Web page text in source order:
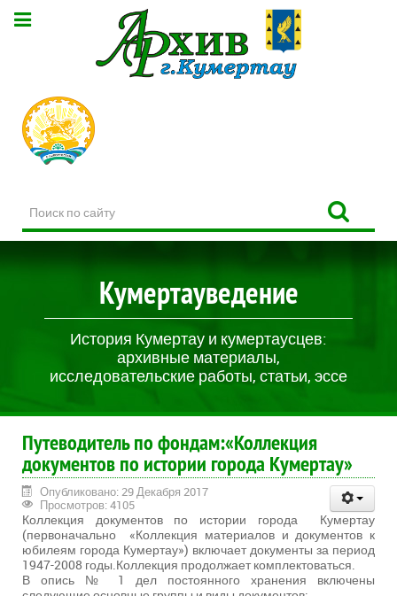
по
сайту
Кумертауведение
История Кумертау и кумертаусцев:
архивные материалы,
исследовательские работы, статьи, эссе
Путеводитель по фондам:«Коллекция
документов по истории города Кумертау»
Опубликовано: 29 Декабря 2017
Просмотров: 4105
Коллекция документов по истории города Кумертау
(первоначально «Коллекция материалов и документов к
юбилеям города Кумертау») включает документы за период
1947-2008 годы.Коллекция продолжает комплектоваться.
В опись № 1 дел постоянного хранения включены